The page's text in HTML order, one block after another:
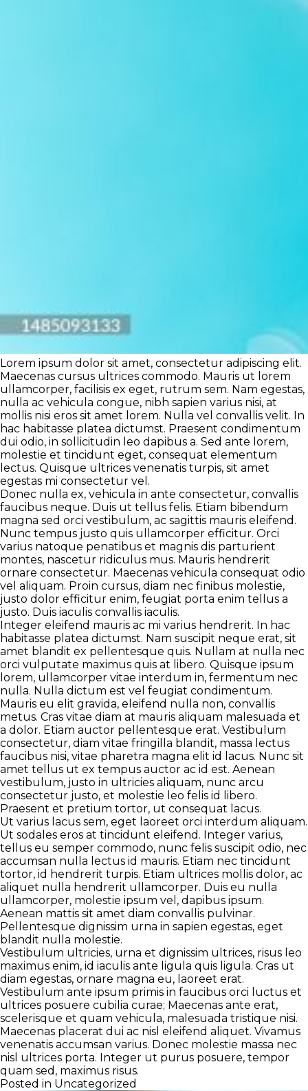
Lorem ipsum dolor sit amet, consectetur adipiscing elit.
Maecenas cursus ultrices commodo. Mauris ut lorem
ullamcorper, facilisis ex eget, rutrum sem. Nam egestas,
nulla ac vehicula congue, nibh sapien varius nisi, at
mollis nisi eros sit amet lorem. Nulla vel convallis velit. In
hac habitasse platea dictumst. Praesent condimentum
dui odio, in sollicitudin leo dapibus a. Sed ante lorem,
molestie et tincidunt eget, consequat elementum
lectus. Quisque ultrices venenatis turpis, sit amet
egestas mi consectetur vel.
Donec nulla ex, vehicula in ante consectetur, convallis
faucibus neque. Duis ut tellus felis. Etiam bibendum
magna sed orci vestibulum, ac sagittis mauris eleifend.
Nunc tempus justo quis ullamcorper efficitur. Orci
varius natoque penatibus et magnis dis parturient
montes, nascetur ridiculus mus. Mauris hendrerit
ornare consectetur. Maecenas vehicula consequat odio
vel aliquam. Proin cursus, diam nec finibus molestie,
justo dolor efficitur enim, feugiat porta enim tellus a
justo. Duis iaculis convallis iaculis.
Integer eleifend mauris ac mi varius hendrerit. In hac
habitasse platea dictumst. Nam suscipit neque erat, sit
amet blandit ex pellentesque quis. Nullam at nulla nec
orci vulputate maximus quis at libero. Quisque ipsum
lorem, ullamcorper vitae interdum in, fermentum nec
nulla. Nulla dictum est vel feugiat condimentum.
Mauris eu elit gravida, eleifend nulla non, convallis
metus. Cras vitae diam at mauris aliquam malesuada et
a dolor. Etiam auctor pellentesque erat. Vestibulum
consectetur, diam vitae fringilla blandit, massa lectus
faucibus nisi, vitae pharetra magna elit id lacus. Nunc sit
amet tellus ut ex tempus auctor ac id est. Aenean
vestibulum, justo in ultricies aliquam, nunc arcu
consectetur justo, et molestie leo felis id libero.
Praesent et pretium tortor, ut consequat lacus.
Ut varius lacus sem, eget laoreet orci interdum aliquam.
Ut sodales eros at tincidunt eleifend. Integer varius,
tellus eu semper commodo, nunc felis suscipit odio, nec
accumsan nulla lectus id mauris. Etiam nec tincidunt
tortor, id hendrerit turpis. Etiam ultrices mollis dolor, ac
aliquet nulla hendrerit ullamcorper. Duis eu nulla
ullamcorper, molestie ipsum vel, dapibus ipsum.
Aenean mattis sit amet diam convallis pulvinar.
Pellentesque dignissim urna in sapien egestas, eget
blandit nulla molestie.
Vestibulum ultricies, urna et dignissim ultrices, risus leo
maximus enim, id iaculis ante ligula quis ligula. Cras ut
diam egestas, ornare magna eu, laoreet erat.
Vestibulum ante ipsum primis in faucibus orci luctus et
ultrices posuere cubilia curae; Maecenas ante erat,
scelerisque et quam vehicula, malesuada tristique nisi.
Maecenas placerat dui ac nisl eleifend aliquet. Vivamus
venenatis accumsan varius. Donec molestie massa nec
nisl ultrices porta. Integer ut purus posuere, tempor
quam sed, maximus risus.
Posted in Uncategorized